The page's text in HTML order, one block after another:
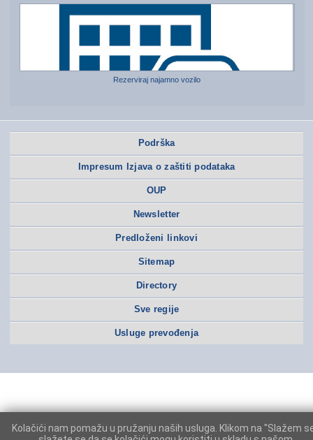
Rezerviraj najamno vozilo
Podrška
Impresum Izjava o zaštiti podataka
OUP
Newsletter
Predloženi linkovi
Sitemap
Directory
Sve regije
Usluge prevođenja
Kolačići nam pomažu u pružanju naših usluga. Klikom na "Slažem